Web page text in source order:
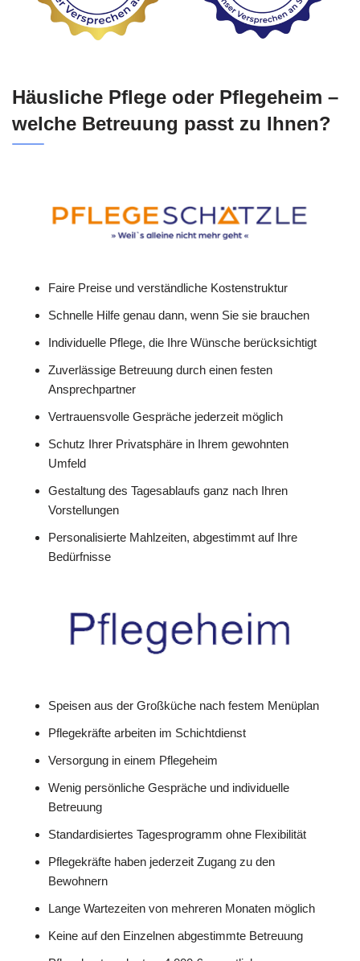
Häusliche Pflege oder Pflegeheim –
welche Betreuung passt zu Ihnen?
Faire Preise und verständliche Kostenstruktur
Schnelle Hilfe genau dann, wenn Sie sie brauchen
Individuelle Pflege, die Ihre Wünsche berücksichtigt
Zuverlässige Betreuung durch einen festen
Ansprechpartner
Vertrauensvolle Gespräche jederzeit möglich
Schutz Ihrer Privatsphäre in Ihrem gewohnten
Umfeld
Gestaltung des Tagesablaufs ganz nach Ihren
Vorstellungen
Personalisierte Mahlzeiten, abgestimmt auf Ihre
Bedürfnisse
Speisen aus der Großküche nach festem Menüplan
Pflegekräfte arbeiten im Schichtdienst
Versorgung in einem Pflegeheim
Wenig persönliche Gespräche und individuelle
Betreuung
Standardisiertes Tagesprogramm ohne Flexibilität
Pflegekräfte haben jederzeit Zugang zu den
Bewohnern
Lange Wartezeiten von mehreren Monaten möglich
Keine auf den Einzelnen abgestimmte Betreuung